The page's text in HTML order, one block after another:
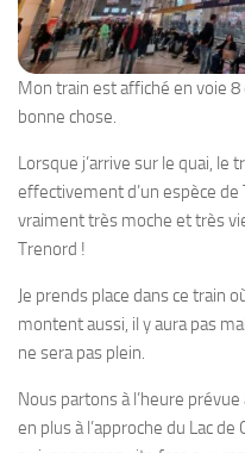
Mon train est affiché en voie 8
bonne chose.
Lorsque j’arrive sur le quai, le
effectivement d’un espèce de
vraiment très moche et très
Trenord !
Je prends place dans ce train
montent aussi, il y aura pas
ne sera pas plein.
Nous partons à l’heure
en plus à l’approche du Lac